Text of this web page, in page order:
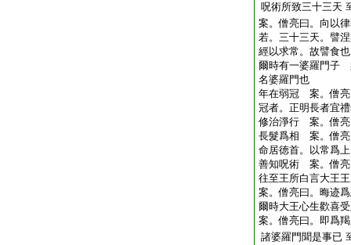
呪術所致三十三天
案。僧亮曰。向以
若。三十三天。譬
經以求常。故譬食也
爾時有一婆羅門子
名婆羅門也
年在弱冠 案。僧亮
冠者。正明長者宜
修治淨行 案。僧亮
長髮爲相 案。僧亮
命居徳首。以常爲上
善知呪術 案。僧亮
往至王所白言大王
案。僧亮曰。晦迹
爾時大王心生歡喜
案。僧亮曰。即爲
諸婆羅門聞是事已